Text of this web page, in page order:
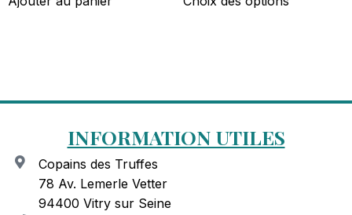
INFORMATION UTILES
Copains des Truffes
78 Av. Lemerle Vetter
94400 Vitry sur Seine